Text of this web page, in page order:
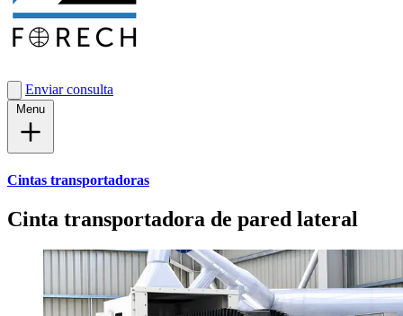
Enviar consulta
Cintas transportadoras
Cinta transportadora de pared lateral